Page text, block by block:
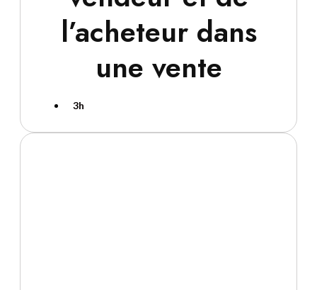
l’acheteur dans
une vente
3h